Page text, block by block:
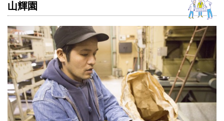
山輝園